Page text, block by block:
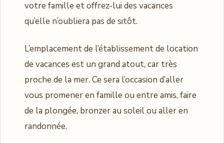
votre famille et offrez-lui des vacances
qu’elle n’oubliera pas de sitôt.
L’emplacement de l’établissement de location
de vacances est un grand atout, car très
proche de la mer. Ce sera l’occasion d’aller
vous promener en famille ou entre amis, faire
de la plongée, bronzer au soleil ou aller en
randonnée.